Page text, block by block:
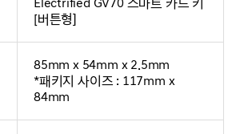
Electrified GV70 스마트 카드 키
[버튼형]
85mm x 54mm x 2.5mm
*패키지 사이즈 : 117mm x
84mm